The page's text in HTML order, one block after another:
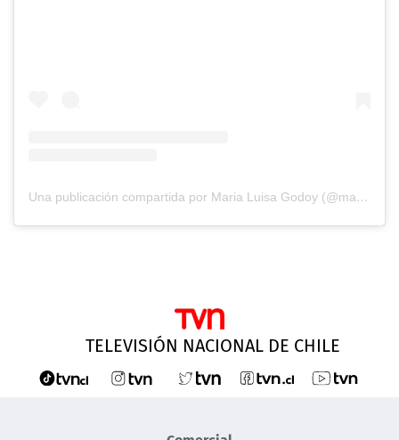
Una publicación compartida por Maria Luisa Godoy (@marigodoyibanez)
TELEVISIÓN NACIONAL DE CHILE